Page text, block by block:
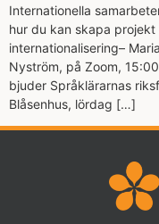
Internationella
hur du kan skapa
internationalisering–
Nyström, på Zoom,
bjuder Språklärarnas
Blåsenhus, lördag […]